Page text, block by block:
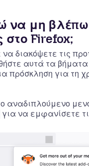
να μη βλέπω
στο Firefox;
διακόψετε τις
αυτά τα
πρόσκληση για τη
αναδιπλούμενο
για να εμφανίσετε